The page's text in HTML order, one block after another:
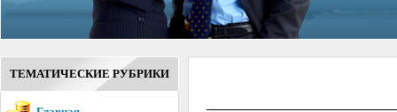
ТЕМАТИЧЕСКИЕ РУБРИКИ